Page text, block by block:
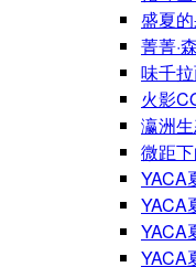
盛夏
菁菁·
味千
火影
瀛洲
微距
YACA
YACA
YACA
YACA